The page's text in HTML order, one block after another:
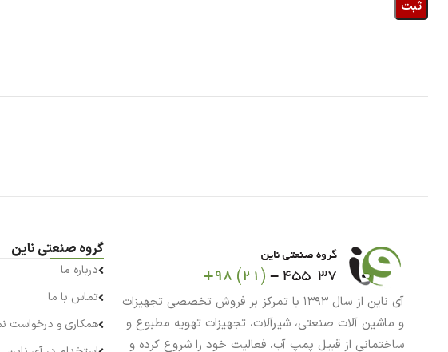
آی ناین از سال ۱۳۹۳ با تمرکز بر فروش تخصصی تجهیزات
و ماشین آلات صنعتی، شیرآلات، تجهیزات تهویه مطبوع و
ساختمانی از قبیل پمپ آب، فعالیت خود را شروع کرده و
گروه صنعتی ناین
درباره ما
تماس با ما
همکاری و درخواست